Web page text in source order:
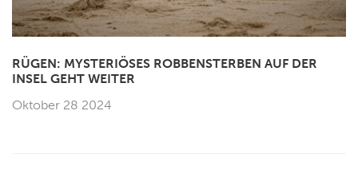
RÜGEN: MYSTERIÖSES ROBBENSTERBEN AUF DER
INSEL GEHT WEITER
Oktober 28 2024